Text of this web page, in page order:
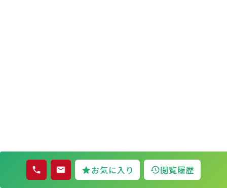
お気に入り 閲覧履歴